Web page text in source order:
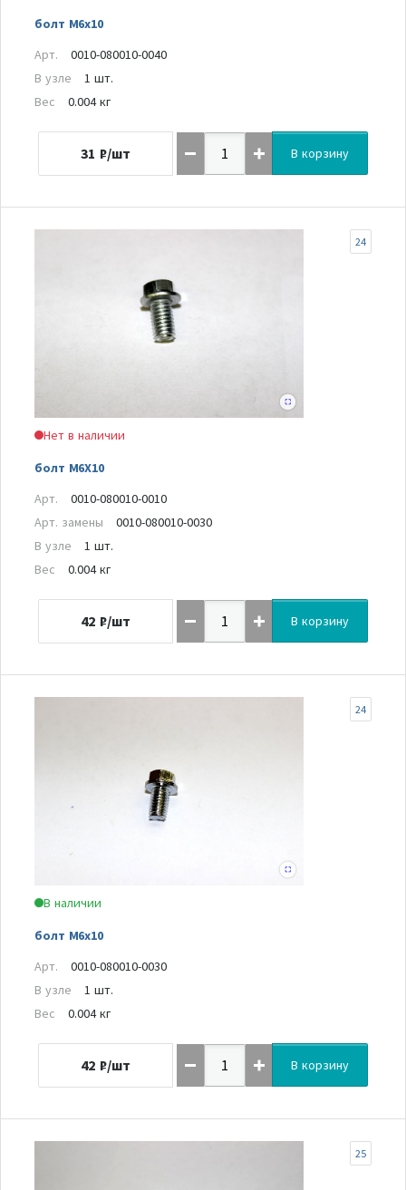
болт M6x10
Арт.
0010-080010-0040
В узле
1 шт.
Вес
0.004 кг
31 ₽/шт В корзину
Нет в наличии
болт M6X10
24
Арт.
0010-080010-0010
Арт. замены
0010-080010-0030
В узле
1 шт.
Вес
0.004 кг
42 ₽/шт В корзину
В наличии
болт М6х10
24
Арт.
0010-080010-0030
В узле
1 шт.
Вес
0.004 кг
42 ₽/шт В корзину
25